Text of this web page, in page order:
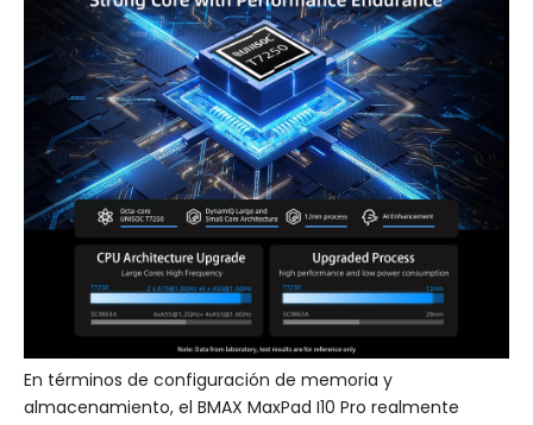
En términos de configuración de memoria y
almacenamiento, el BMAX MaxPad I10 Pro realmente